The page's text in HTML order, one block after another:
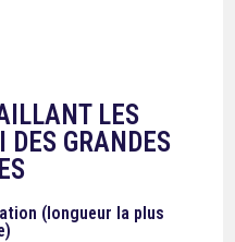
LES
GRANDES
(longueur la plus